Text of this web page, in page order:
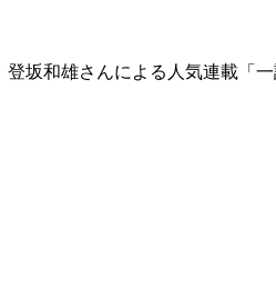
坂和雄さんによる人気連載「